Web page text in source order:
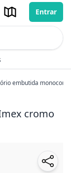
Entrar
embutida
cromo